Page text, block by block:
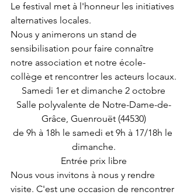
Le festival met à l'honneur les initiatives
alternatives locales.
Nous y animerons un stand de
sensibilisation pour faire connaître
notre association et notre école-
collège et rencontrer les acteurs locaux.
Samedi 1er et dimanche 2 octobre
Salle polyvalente de Notre-Dame-de-
Grâce, Guenrouët (44530)
de 9h à 18h le samedi et 9h à 17/18h le
dimanche.
Entrée prix libre
Nous vous invitons à nous y rendre
visite. C'est une occasion de rencontrer